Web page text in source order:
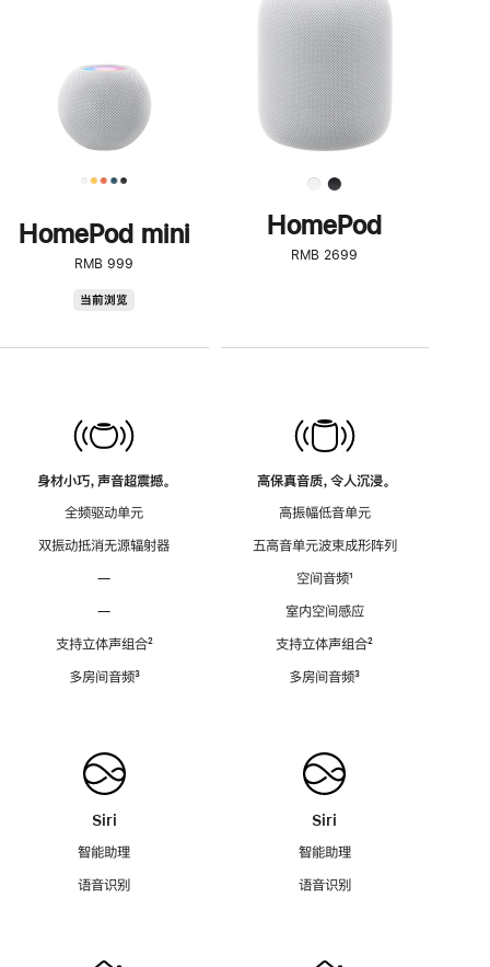
HomePod mini
RMB 999
当前浏览
身材小巧，声音超震撼。
全频驱动单元
双振动抵消无源辐射器
—
—
支持立体声组合脚
²
多房间音频脚
³
Siri
智能助理
语音识别
了
解
HomePod<
HomePod
RMB 2699
高保真音质，令人沉浸。
高振幅低音单元
五高音单元波束成形阵列
空间音频脚
¹
室内空间感应
支持立体声组合脚
²
多房间音频脚
³
Siri
智能助理
语音识别